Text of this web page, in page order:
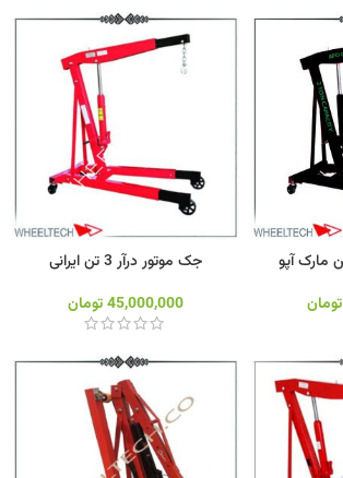
تومان
جک موتور درآر 3 تن ایرانی
45,000,000 تومان